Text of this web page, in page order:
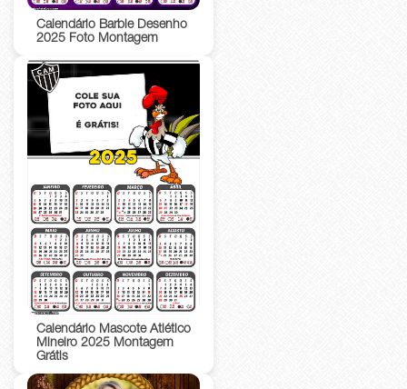
Calendário Barbie Desenho
2025 Foto Montagem
Calendário Mascote Atlético
Mineiro 2025 Montagem
Grátis